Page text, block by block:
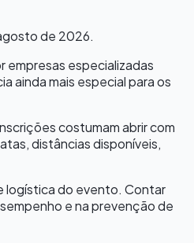
de 2026.
empresas especializadas
ainda mais especial para os
costumam abrir com
distâncias disponíveis,
logística do evento. Contar
e na prevenção de